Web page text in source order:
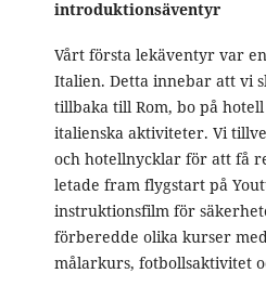
Vårt första lekäventyr var
Italien. Detta innebar att vi
tillbaka till Rom, bo på
italienska aktiviteter. Vi
och hotellnycklar för att få
letade fram flygstart på
instruktionsfilm för
förberedde olika kurser
målarkurs, fotbollsaktivitet